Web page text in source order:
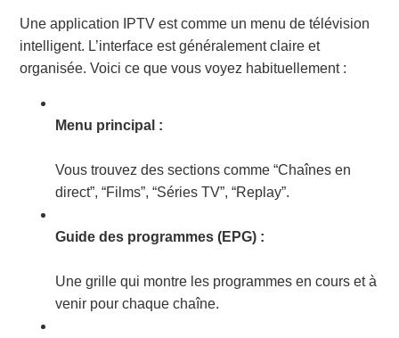
Une application IPTV est comme un menu de télévision
intelligent. L’interface est généralement claire et
organisée. Voici ce que vous voyez habituellement :
Menu principal :
Vous trouvez des sections comme “Chaînes en
direct”, “Films”, “Séries TV”, “Replay”.
Guide des programmes (EPG) :
Une grille qui montre les programmes en cours et à
venir pour chaque chaîne.